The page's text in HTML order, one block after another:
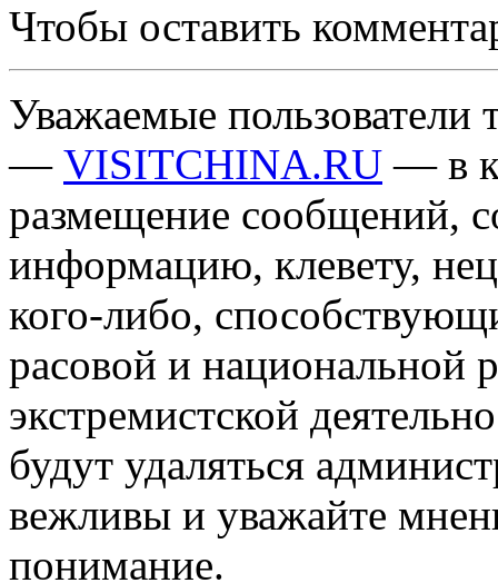
Чтобы оставить
Уважаемые пользователи
— VISITCHINA.RU — в
размещение сообщений,
информацию, клевету,
кого-либо,
расовой и национальной
экстремистской
будут удаляться
вежливы и уважайте
понимание.